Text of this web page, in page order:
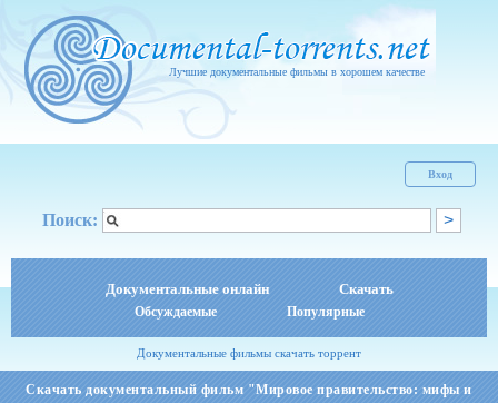
Лучшие документальные фильмы в хорошем качестве
Вход
Поиск:
Документальные онлайн Скачать
Обсуждаемые Популярные
Документальные фильмы скачать торрент
Скачать документальный фильм "Мировое правительство: мифы и